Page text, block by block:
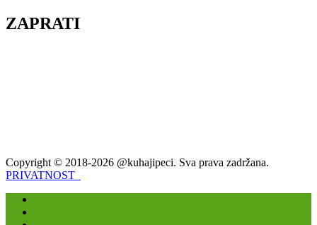
ZAPRATI
Copyright © 2018-2026 @kuhajipeci. Sva prava zadržana.
PRIVATNOST